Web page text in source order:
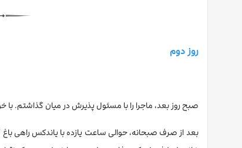
روز دوم
صبح روز بعد، ماجرا را با مسئول پذیرش در میان گذاشتم.